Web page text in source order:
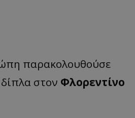
παρακολουθούσε
στον Φλορεντίνο